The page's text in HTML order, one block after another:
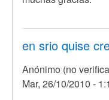
en srio quise
Anónimo (no
Mar, 26/10/2010 -